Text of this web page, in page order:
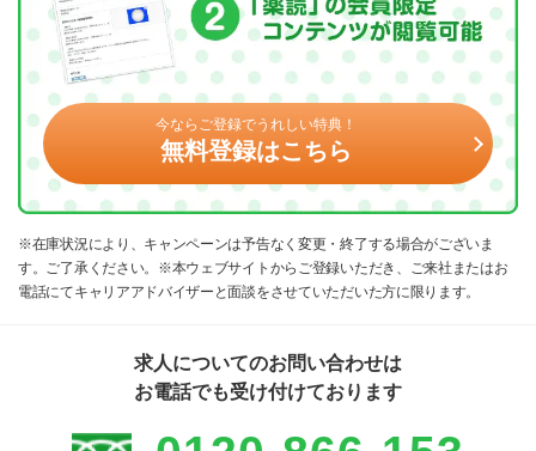
今ならご登録でうれしい特典！
無料登録はこちら
※在庫状況により、キャンペーンは予告なく変更・終了する場合がございま
す。ご了承ください。※本ウェブサイトからご登録いただき、ご来社またはお
電話にてキャリアアドバイザーと面談をさせていただいた方に限ります。
求人についてのお問い合わせは
お電話でも受け付けております